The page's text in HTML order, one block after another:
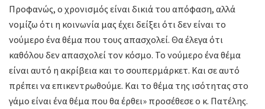
Προφανώς, ο χρονισμός είναι δικιά του απόφαση, αλλά
νομίζω ότι η κοινωνία μας έχει δείξει ότι δεν είναι το
νούμερο ένα θέμα που τους απασχολεί. Θα έλεγα ότι
καθόλου δεν απασχολεί τον κόσμο. Το νούμερο ένα θέμα
είναι αυτό η ακρίβεια και το σουπερμάρκετ. Και σε αυτό
πρέπει να επικεντρωθούμε. Και το θέμα της ισότητας στο
γάμο είναι ένα θέμα που θα έρθει» προσέθεσε ο κ. Πατέλης.